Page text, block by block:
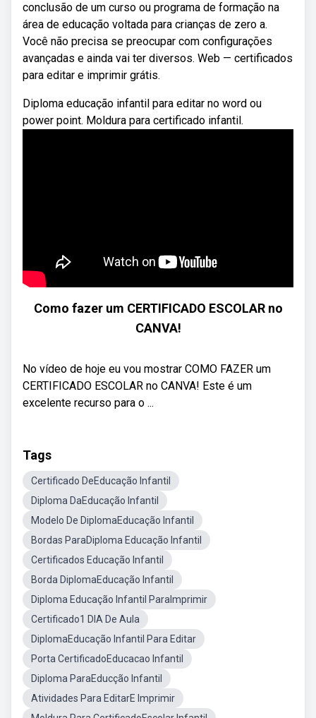
conclusão de um curso ou programa de formação na
área de educação voltada para crianças de zero a.
Você não precisa se preocupar com configurações
avançadas e ainda vai ter diversos. Web — certificados
para editar e imprimir grátis.
Diploma educação infantil para editar no word ou
power point. Moldura para certificado infantil.
Como fazer um CERTIFICADO ESCOLAR no
CANVA!
No vídeo de hoje eu vou mostrar COMO FAZER um
CERTIFICADO ESCOLAR no CANVA! Este é um
excelente recurso para o ...
Tags
Certificado DeEducação Infantil
Diploma DaEducação Infantil
Modelo De DiplomaEducação Infantil
Bordas ParaDiploma Educação Infantil
Certificados Educação Infantil
Borda DiplomaEducação Infantil
Diploma Educação Infantil ParaImprimir
Certificado1 DIA De Aula
DiplomaEducação Infantil Para Editar
Porta CertificadoEducacao Infantil
Diploma ParaEducção Infantil
Atividades Para EditarE Imprimir